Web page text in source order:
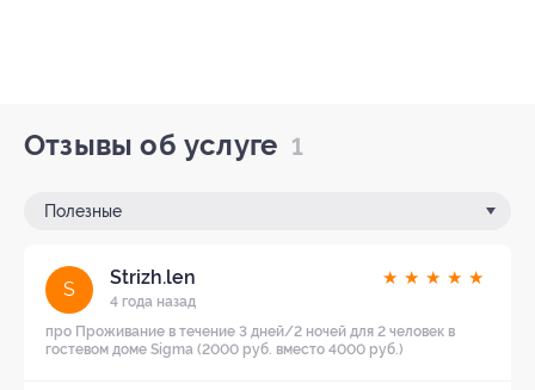
Отзывы об услуге 1
Полезные
S
Strizh.len
4 года назад
★ ★ ★ ★ ★
про Проживание в течение 3 дней/2 ночей для 2 человек в
гостевом доме Sigma (2000 руб. вместо 4000 руб.)